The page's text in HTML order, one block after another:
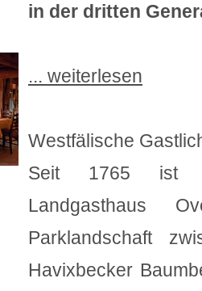
in der dritten
... weiterlesen
Westfälische
Seit 1765 ist
Landgasthaus
Parklandschaft
Havixbecker